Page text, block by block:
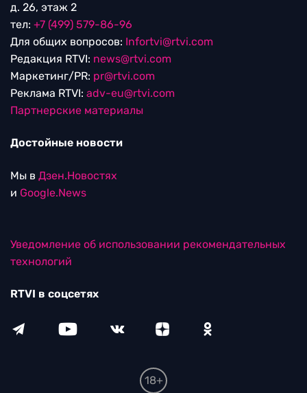
д. 26, этаж 2
тел: +7 (499) 579-86-96
Для общих вопросов: Infortvi@rtvi.com
Редакция RTVI: news@rtvi.com
Маркетинг/PR: pr@rtvi.com
Реклама RTVI: adv-eu@rtvi.com
Партнерские материалы
Достойные новости
Мы в Дзен.Новостях
и Google.News
Уведомление об использовании рекомендательных
технологий
RTVI в соцсетях
18+